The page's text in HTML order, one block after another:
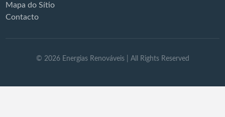
Mapa do Sítio
Contacto
© 2026 Energias Renováveis| All Rights Reserved